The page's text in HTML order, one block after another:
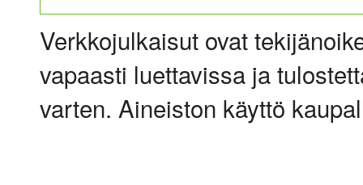
Verkkojulkaisut ovat
vapaasti luettavissa ja
varten. Aineiston käyttö